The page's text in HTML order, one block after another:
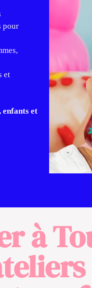
pour
et
enfants et
à